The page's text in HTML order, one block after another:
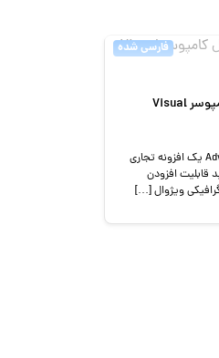
فارسی شده
افزونه ایجاد نمودار گرافیکی ویژوال کامپوسر Visual
Advanced Charts Add-on for Visual Composer یک افزونه تجاری
قابلیت افزودن